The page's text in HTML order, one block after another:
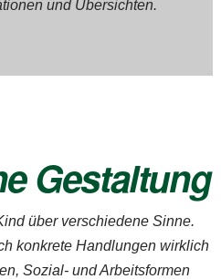
und Übersichten.
Gestaltung
über verschiedene Sinne.
konkrete Handlungen wirklich
Sozial- und Arbeitsformen